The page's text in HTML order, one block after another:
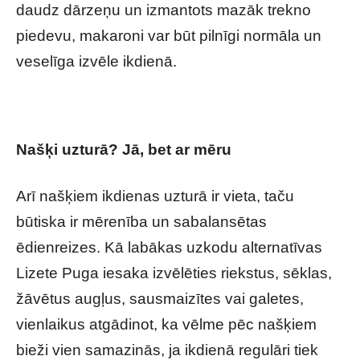
daudz dārzeņu un izmantots mazāk trekno
piedevu, makaroni var būt pilnīgi normāla un
veselīga izvēle ikdienā.
Našķi uzturā? Jā, bet ar mēru
Arī našķiem ikdienas uzturā ir vieta, taču
būtiska ir mērenība un sabalansētas
ēdienreizes. Kā labākas uzkodu alternatīvas
Lizete Puga iesaka izvēlēties riekstus, sēklas,
žāvētus augļus, sausmaizītes vai galetes,
vienlaikus atgādinot, ka vēlme pēc našķiem
bieži vien samazinās, ja ikdienā regulāri tiek